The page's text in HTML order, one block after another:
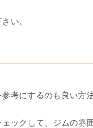
い。
考にするのも良い方法
ックして、ジムの雰